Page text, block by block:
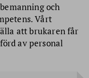
och
Vårt
att brukaren får
av personal